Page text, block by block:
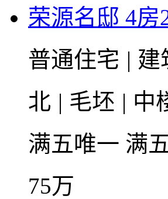
荣源名邸 4房
普通住宅 | 建
北 | 毛坯 | 中
满五唯一 满
75万